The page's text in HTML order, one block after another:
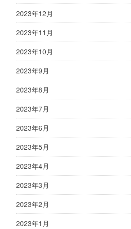
2023年12月
2023年11月
2023年10月
2023年9月
2023年8月
2023年7月
2023年6月
2023年5月
2023年4月
2023年3月
2023年2月
2023年1月